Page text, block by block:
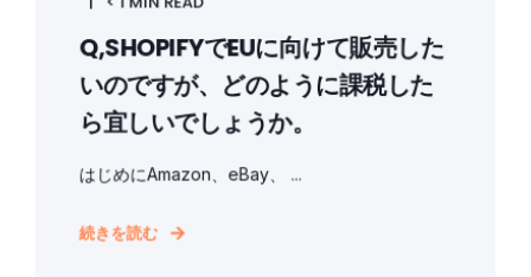
Q,SHOPIFYでEUに向けて販売した
いのですが、どのように課税した
ら宜しいでしょうか。
はじめにAmazon、eBay、 ...
続きを読む